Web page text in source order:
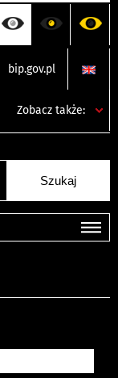
bip.gov.pl
Zobacz także: